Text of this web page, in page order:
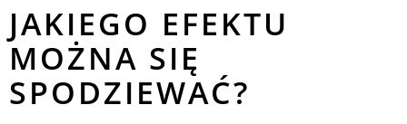
JAKIEGO EFEKTU
MOŻNA SIĘ
SPODZIEWAĆ?